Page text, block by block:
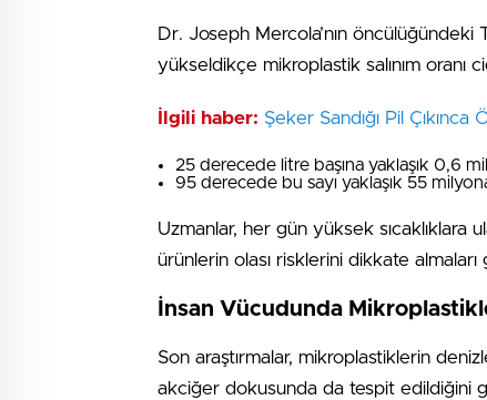
Dr. Joseph Mercola’nın öncülüğündeki
yükseldikçe mikroplastik salınım oranı
İlgili haber: Şeker Sandığı Pil
25 derecede litre başına yaklaşık 0,6
95 derecede bu sayı yaklaşık 55
Uzmanlar, her gün yüksek sıcaklıklara
ürünlerin olası risklerini dikkate
İnsan Vücudunda
Son araştırmalar, mikroplastiklerin
akciğer dokusunda da tespit edildiğini